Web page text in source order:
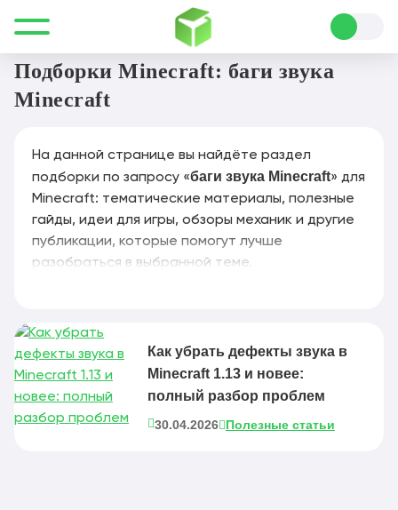
Все для Minecraft баги звука Minecraft
Подборки Minecraft: баги звука
Minecraft
На данной странице вы найдёте раздел
подборки по запросу «баги звука Minecraft» для
Minecraft: тематические материалы, полезные
гайды, идеи для игры, обзоры механик и другие
публикации, которые помогут лучше
разобраться в выбранной теме.
Как убрать дефекты звука в
Minecraft 1.13 и новее:
полный разбор проблем
30.04.2026 Полезные статьи